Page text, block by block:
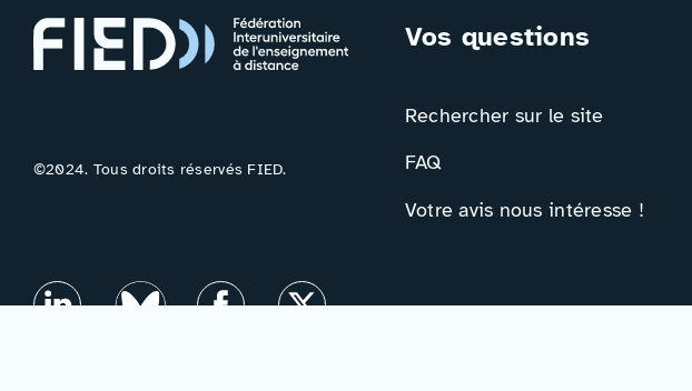
©2024. Tous droits réservés FIED.
Vos questions
Rechercher sur le site
FAQ
Votre avis nous intéresse !